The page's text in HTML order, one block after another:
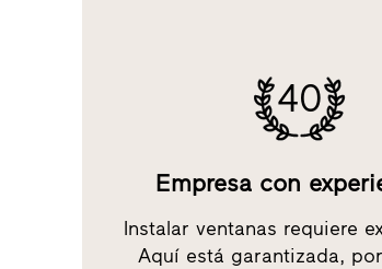
40
Empresa con
Instalar ventanas requiere
Aquí está garantizada,